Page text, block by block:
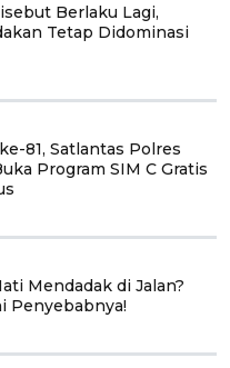
Berlaku Lagi,
Tetap Didominasi
81, Satlantas Polres
Program SIM C Gratis
Mendadak di Jalan?
Penyebabnya!